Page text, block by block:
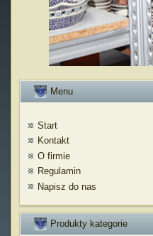
Menu
Start
Kontakt
O firmie
Regulamin
Napisz do nas
Produkty kategorie